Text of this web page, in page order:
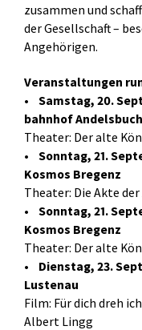
zusammen und
der Gesellschaft –
Angehörigen.
Veranstaltungen
• Samstag, 20.
bahnhof Andelsbuch
Theater: Der alte
• Sonntag, 21.
Kosmos Bregenz
Theater: Die Akte der
• Sonntag, 21.
Kosmos Bregenz
Theater: Der alte
• Dienstag, 23.
Lustenau
Film: Für dich dreh
Albert Lingg